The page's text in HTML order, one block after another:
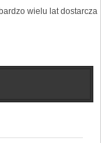
wielu lat dostarcza